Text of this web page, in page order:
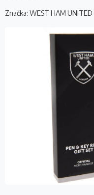
Značka: WEST HAM UNITED